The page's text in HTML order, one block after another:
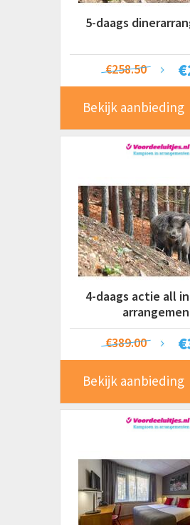
5-daags
€
€258.50
Bekijk aanbieding
4-daags actie all
€
€389.00
Bekijk aanbieding